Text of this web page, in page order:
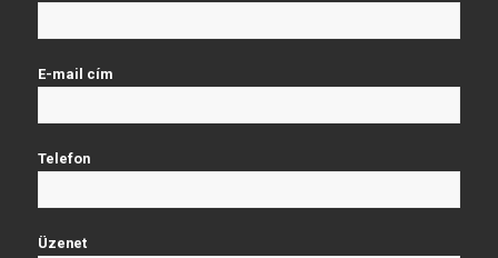
E-mail cím
Telefon
Üzenet